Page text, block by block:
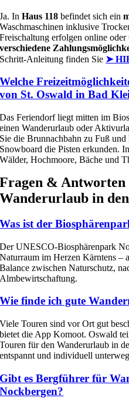
Ja. InHaus 118 befindet sich ein
Waschmaschinen inklusive
Freischaltung erfolgen online
verschiedene
Schritt-Anleitung finden Sie ➤
Welche
von St. Oswald in Bad
Das Feriendorf liegt mitten im
einen Wanderurlaub oder
Sie die Brunnachbahn zu Fuß
Snowboard die Pisten erkunden.
Wälder, Hochmoore, Bäche und
Fragen & Antworten
Wanderurlaub in
Was ist der
Der UNESCO-Biosphärenpark
Naturraum im Herzen Kärntens –
Balance zwischen Naturschutz,
Almbewirtschaftung.
Wie finde ich gute
Viele Touren sind vor Ort gut
bietet die App Komoot. Oswald
Touren für den Wanderurlaub in
entspannt und individuell
Gibt es Bergführer für
Nockbergen?